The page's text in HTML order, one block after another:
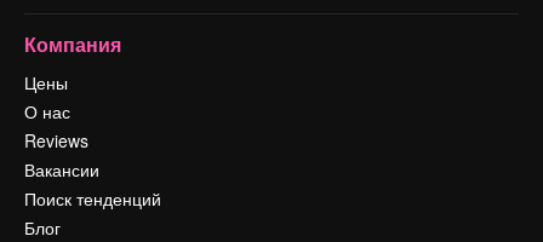
Компания
Цены
О нас
Reviews
Вакансии
Поиск тенденций
Блог